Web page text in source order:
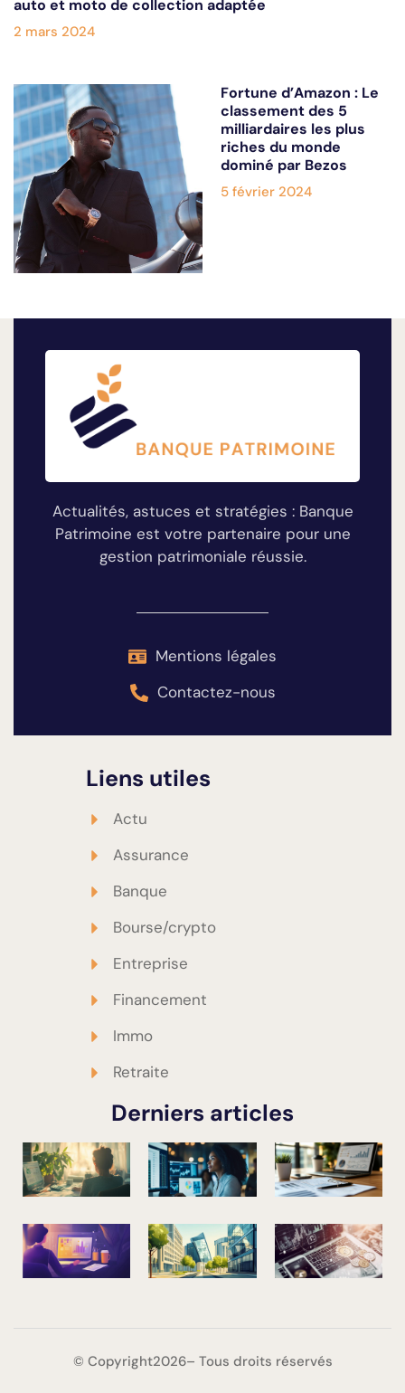
auto et moto de collection adaptée
2 mars 2024
Fortune d’Amazon : Le
classement des 5
milliardaires les plus
riches du monde
dominé par Bezos
5 février 2024
Actualités, astuces et stratégies : Banque
Patrimoine est votre partenaire pour une
gestion patrimoniale réussie.
Mentions légales
Contactez-nous
Liens utiles
Actu
Assurance
Banque
Bourse/crypto
Entreprise
Financement
Immo
Retraite
Derniers articles
© Copyright2026– Tous droits réservés